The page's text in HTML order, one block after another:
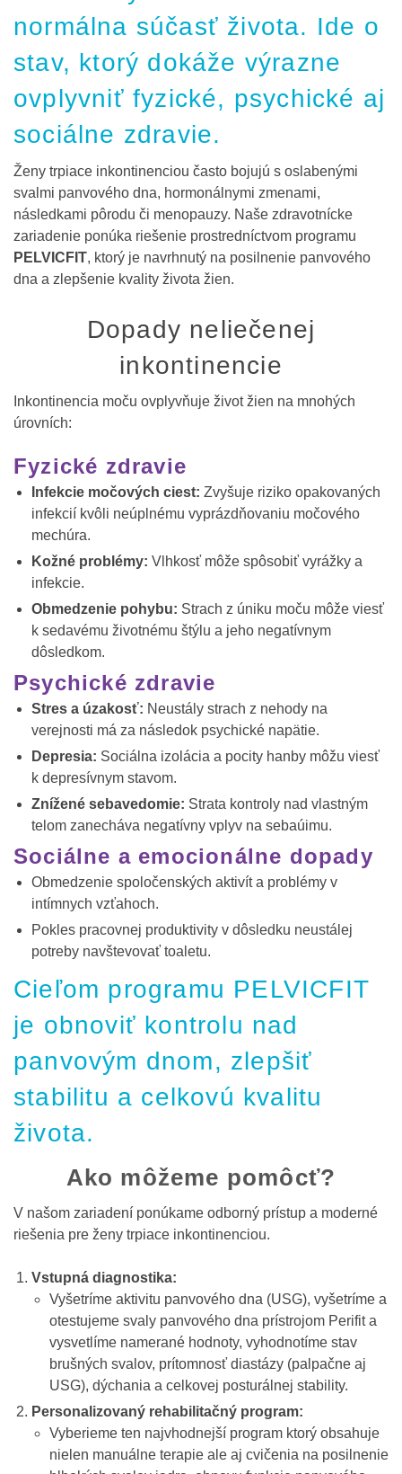
normálna súčasť života. Ide o
stav, ktorý dokáže výrazne
ovplyvniť fyzické, psychické aj
sociálne zdravie.
Ženy trpiace inkontinenciou často bojujú s oslabenými
svalmi panvového dna, hormonálnymi zmenami,
následkami pôrodu či menopauzy. Naše zdravotnícke
zariadenie ponúka riešenie prostredníctvom programu
PELVICFIT, ktorý je navrhnutý na posilnenie panvového
dna a zlepšenie kvality života žien.
Dopady neliečenej
inkontinencie
Inkontinencia moču ovplyvňuje život žien na mnohých
úrovních:
Fyzické zdravie
Infekcie močových ciest: Zvyšuje riziko opakovaných
infekcií kvôli neúplnému vyprázdňovaniu močového
mechúra.
Kožné problémy: Vlhkosť môže spôsobiť vyrážky a
infekcie.
Obmedzenie pohybu: Strach z úniku moču môže viesť
k sedavému životnému štýlu a jeho negatívnym
dôsledkom.
Psychické zdravie
Stres a úzakosť: Neustály strach z nehody na
verejnosti má za následok psychické napätie.
Depresia: Sociálna izolácia a pocity hanby môžu viesť
k depresívnym stavom.
Znížené sebavedomie: Strata kontroly nad vlastným
telom zanecháva negatívny vplyv na sebaúimu.
Sociálne a emocionálne dopady
Obmedzenie spoločenských aktivít a problémy v
intímnych vzťahoch.
Pokles pracovnej produktivity v dôsledku neustálej
potreby navštevovať toaletu.
Cieľom programu PELVICFIT
je obnoviť kontrolu nad
panvovým dnom, zlepšiť
stabilitu a celkovú kvalitu
života.
Ako môžeme pomôcť?
V našom zariadení ponúkame odborný prístup a moderné
riešenia pre ženy trpiace inkontinenciou.
Vstupná diagnostika:
Vyšetríme aktivitu panvového dna (USG), vyšetríme a
otestujeme svaly panvového dna prístrojom Perifit a
vysvetlíme namerané hodnoty, vyhodnotíme stav
brušných svalov, prítomnosť diastázy (palpačne aj
USG), dýchania a celkovej posturálnej stability.
Personalizovaný rehabilitačný program:
Vyberieme ten najvhodnejší program ktorý obsahuje
nielen manuálne terapie ale aj cvičenia na posilnenie